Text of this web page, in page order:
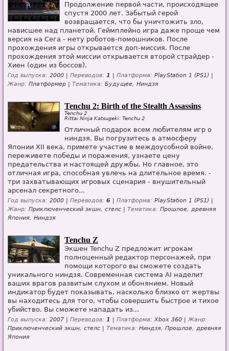
Продолжение первой части, происходящее
спустя 2000 лет. Забытый герой
возвращается, что бы уничтожить зло,
нависшее над планетой. Геймплейно игра даже проще чем
версия на Сега - нету роботов-помошников. После
прохождения игры открывается доп-миссия. После
прохождения этой миссии открывается второй страйдер -
Хиен (один из боссов).
Год выпуска: 2000 | Переводов: 1 Платформа: PlayStation 1 (PS1) |
Жанр: Платформер | Тематика: Будущее, Ниндзя
Tenchu 2: Birth of the Stealth Assassins
Tenchu 2
Rittai Ninja Katsugeki: Tenchu 2
Отличный подарок всем любителям игр о
ниндзя. Вы погрузитесь в атмосферу
Японии XII века, примете участие в междоусобной войне,
переживете победы и поражения, узнаете цену
предательства и настоящей дружбы. Но главное, это
отличная игра, способная увлечь на длительное время. -
три захватывающих игровых сценария - внушительный
арсенал секретного...
Год выпуска: 2000 | Переводов: 6 | Платформа: PlayStation 1 (PS1) |
Жанр: Приключенческий экшн, стелс | Тематика: Прошлое, древняя
Япония, Ниндзя
Tenchu Z
Экшен Tenchu Z предложит игрокам
полноценный редактор персонажей, при
помощи которого вы сможете создать
уникального ниндзя. Современная система AI наделит
ваших врагов развитым слухом и обонянием. Новый
индикатор будет показывать, насколько близко от жертвы
вы находитесь для того, чтобы совершить быстрое и тихое
убийство. Вы сможете нападать из...
Год выпуска: 2007 | Переводов: 1 | Платформа: Xbox 360 | Жанр:
Приключенческий экшн, стелс | Тематика: Ниндзя, Прошлое, древняя
Япония